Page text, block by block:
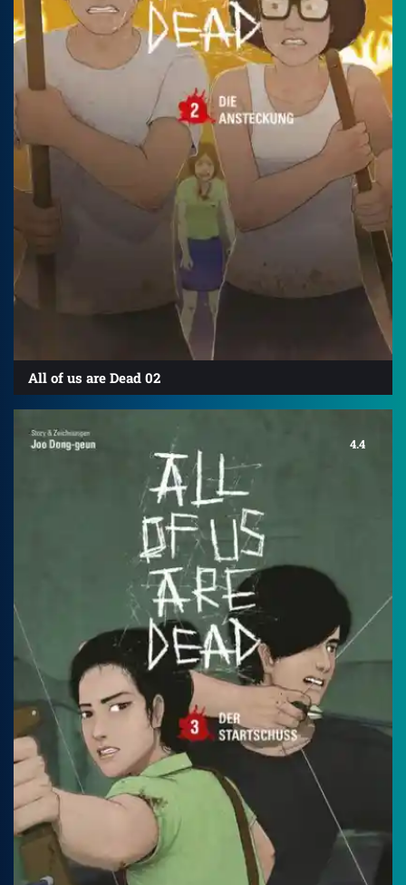
All of us are Dead 02
4.4